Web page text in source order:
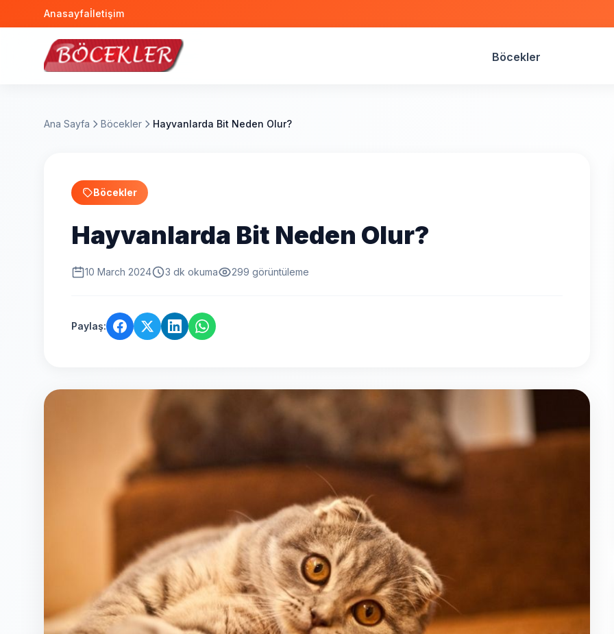
Anasayfaİletişim
Böcekler
Ana Sayfa Böcekler Hayvanlarda Bit Neden Olur?
Böcekler
Hayvanlarda Bit Neden Olur?
10 March 2024 3 dk okuma 299 görüntüleme
Paylaş: